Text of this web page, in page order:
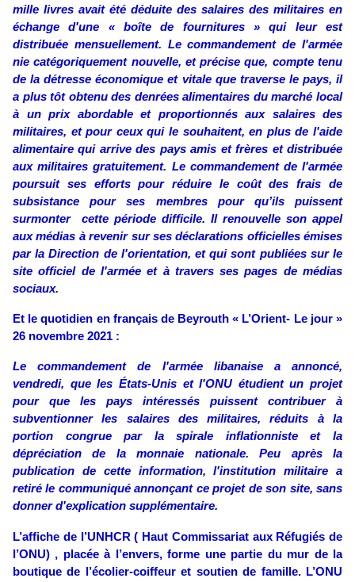
mille livres avait été déduite des salaires des militaires en
échange d'une « boîte de fournitures » qui leur est
distribuée mensuellement. Le commandement de l'armée
nie catégoriquement nouvelle, et précise que, compte tenu
de la détresse économique et vitale que traverse le pays, il
a plus tôt obtenu des denrées alimentaires du marché local
à un prix abordable et proportionnés aux salaires des
militaires, et pour ceux qui le souhaitent, en plus de l'aide
alimentaire qui arrive des pays amis et frères et distribuée
aux militaires gratuitement. Le commandement de l'armée
poursuit ses efforts pour réduire le coût des frais de
subsistance pour ses membres pour qu’ils puissent
surmonter cette période difficile. Il renouvelle son appel
aux médias à revenir sur ses déclarations officielles émises
par la Direction de l'orientation, et qui sont publiées sur le
site officiel de l'armée et à travers ses pages de médias
sociaux.
Et le quotidien en français de Beyrouth « L’Orient- Le jour »
26 novembre 2021 :
Le commandement de l'armée libanaise a annoncé,
vendredi, que les États-Unis et l'ONU étudient un projet
pour que les pays intéressés puissent contribuer à
subventionner les salaires des militaires, réduits à la
portion congrue par la spirale inflationniste et la
dépréciation de la monnaie nationale. Peu après la
publication de cette information, l'institution militaire a
retiré le communiqué annonçant ce projet de son site, sans
donner d'explication supplémentaire.
L’affiche de l’UNHCR ( Haut Commissariat aux Réfugiés de
l’ONU) , placée à l’envers, forme une partie du mur de la
boutique de l’écolier-coiffeur et soutien de famille. L’ONU